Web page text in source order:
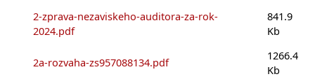
2-zprava-nezaviskeho-auditora-za-rok-
2024.pdf
841.9
Kb
2a-rozvaha-zs957088134.pdf
1266.4
Kb